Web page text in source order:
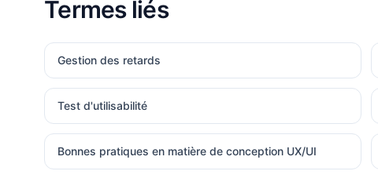
Termes liés
Gestion des retards
Test d'utilisabilité
Bonnes pratiques en matière de conception UX/UI